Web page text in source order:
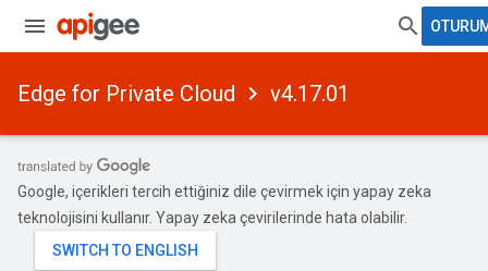
Edge for Private Cloud v4.17.01
Google, içerikleri tercih ettiğiniz dile çevirmek için yapay zeka
teknolojisini kullanır. Yapay zeka çevirilerinde hata olabilir.